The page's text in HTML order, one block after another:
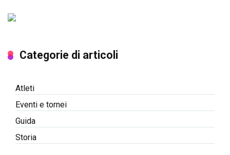
Categorie di articoli
Atleti
Eventi e tornei
Guida
Storia